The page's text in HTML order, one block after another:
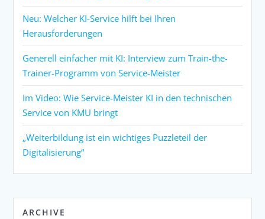
Neu: Welcher KI-Service hilft bei Ihren
Herausforderungen
Generell einfacher mit KI: Interview zum Train-the-
Trainer-Programm von Service-Meister
Im Video: Wie Service-Meister KI in den technischen
Service von KMU bringt
„Weiterbildung ist ein wichtiges Puzzleteil der
Digitalisierung“
ARCHIVE